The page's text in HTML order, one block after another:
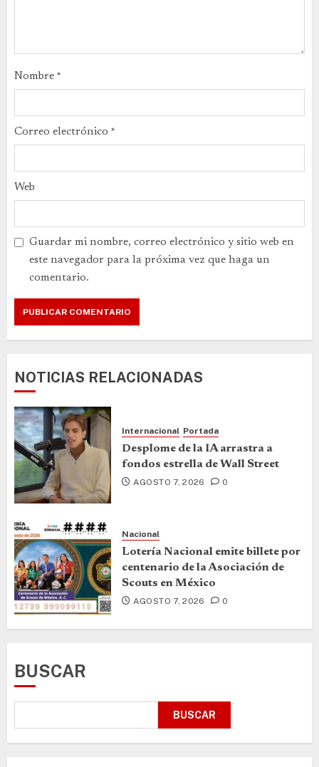
Nombre *
Correo electrónico *
Web
Guardar mi nombre, correo electrónico y sitio web en
este navegador para la próxima vez que haga un
comentario.
NOTICIAS RELACIONADAS
Internacional Portada
Desplome de la IA arrastra a
fondos estrella de Wall Street
AGOSTO 7, 2026 0
Nacional
Lotería Nacional emite billete por
centenario de la Asociación de
Scouts en México
AGOSTO 7, 2026 0
BUSCAR
BUSCAR